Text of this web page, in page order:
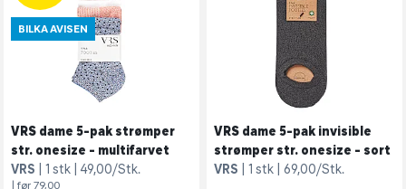
BILKA AVISEN
VRS dame 5-pak strømper
str. onesize - multifarvet
VRS
1 stk 49,00/Stk.
| før 79,00
VRS dame 5-pak invisible
strømper str. onesize - sort
VRS
1 stk 69,00/Stk.